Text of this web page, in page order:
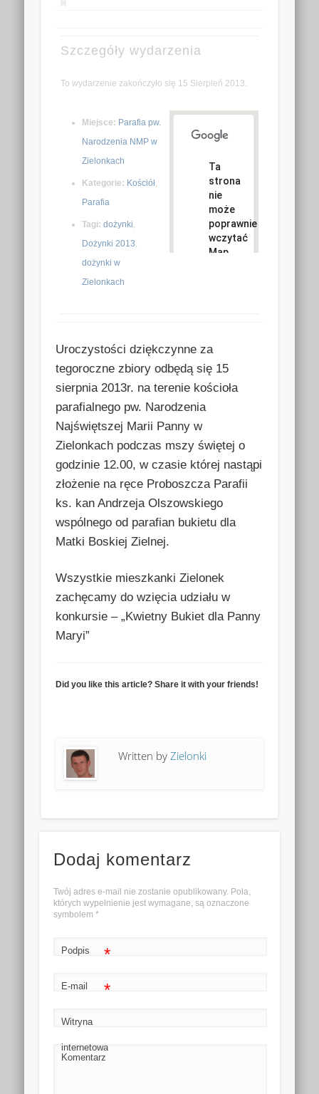
Szczegóły wydarzenia
To wydarzenie zakończyło się 15 Sierpień 2013.
Miejsce: Parafia pw.
Narodzenia NMP w
Zielonkach
Kategorie: Kościół,
Parafia
Tagi: dożynki,
Dożynki 2013,
dożynki w
Zielonkach
Ta
strona
nie
może
poprawnie
wczytać
Map
Uroczystości dziękczynne za
tegoroczne zbiory odbędą się 15
sierpnia 2013r. na terenie kościoła
parafialnego pw. Narodzenia
Najświętszej Marii Panny w
Zielonkach podczas mszy świętej o
godzinie 12.00, w czasie której nastąpi
złożenie na ręce Proboszcza Parafii
ks. kan Andrzeja Olszowskiego
wspólnego od parafian bukietu dla
Matki Boskiej Zielnej.
Wszystkie mieszkanki Zielonek
zachęcamy do wzięcia udziału w
konkursie – „Kwietny Bukiet dla Panny
Maryi”
Did you like this article? Share it with your friends!
Written by Zielonki
Dodaj komentarz
Twój adres e-mail nie zostanie opublikowany. Pola,
których wypełnienie jest wymagane, są oznaczone
symbolem *
Podpis *
E-mail *
Witryna
internetowa
Komentarz